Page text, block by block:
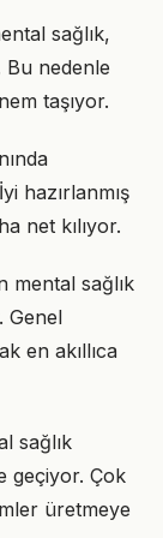
sağlık,
Bu nedenle
taşıyor.
hazırlanmış
net kılıyor.
mental sağlık
Genel
en akıllıca
sağlık
geçiyor. Çok
üretmeye